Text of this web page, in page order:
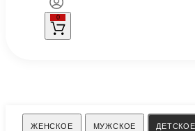
0
ЖЕНСКОЕ МУЖСКОЕ ДЕТСКОЕ
Поиск